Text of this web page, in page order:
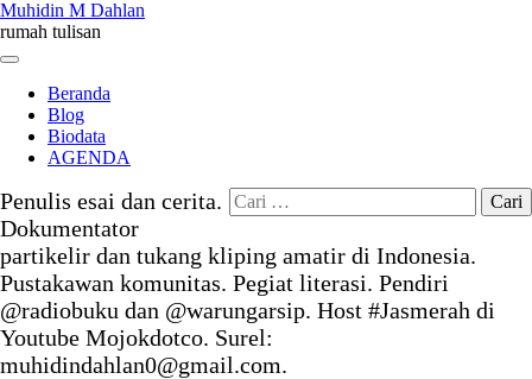
Skip
to
content
Muhidin M Dahlan
rumah tulisan
Menu
Beranda
Blog
Biodata
AGENDA
Cari
untuk:
Penulis esai dan cerita.
Dokumentator
partikelir dan tukang kliping amatir di Indonesia.
Pustakawan komunitas. Pegiat literasi. Pendiri
@radiobuku dan @warungarsip. Host #Jasmerah di
Youtube Mojokdotco. Surel:
muhidindahlan0@gmail.com.